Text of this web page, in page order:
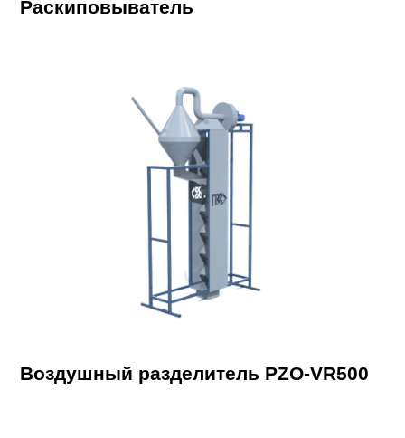
Раскиповыватель
Воздушный разделитель PZO-VR500